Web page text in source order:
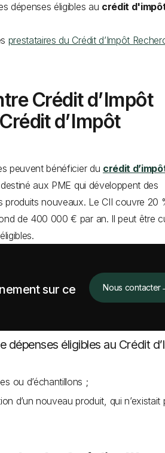
dépenses éligibles au crédit
prestataires du Crédit d’Impôt
Crédit d’Impôt
d’Impôt
peuvent bénéficier du crédit
aux PME qui développent des
produits nouveaux. Le CII couvre 20
de 400 000 € par an. Il peut être
sur ce
Nous contacter
dépenses éligibles au Crédit
ou d’échantillons ;
d’un nouveau produit, qui n’existait